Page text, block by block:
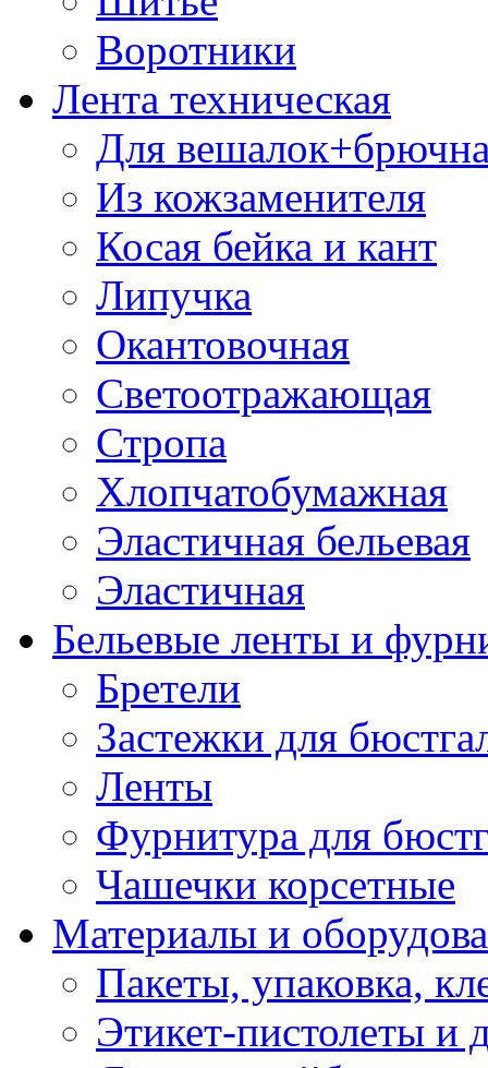
Воротники
Лента техническая
Для
Из кожзаменителя
Косая бейка и кант
Липучка
Окантовочная
Светоотражающая
Стропа
Хлопчатобумажная
Эластичная бельевая
Эластичная
Бельевые ленты и
Бретели
Застежки для
Ленты
Фурнитура для
Чашечки корсетные
Материалы и
Пакеты, упаковка,
Этикет-пистолеты и